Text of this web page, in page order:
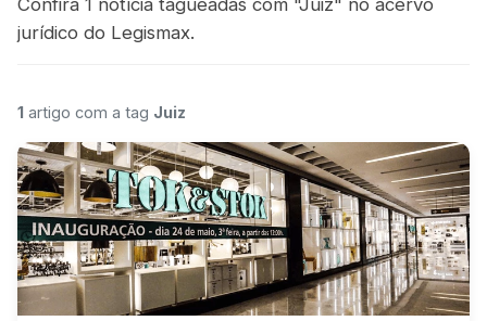
Confira 1 notícia tagueadas com "Juiz" no acervo
jurídico do Legismax.
1 artigo com a tag Juiz